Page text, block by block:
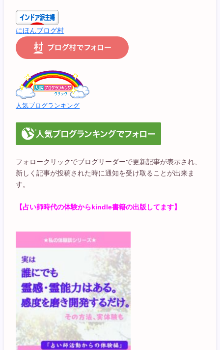
にほんブログ村
人気ブログランキング
フォロークリックでブログリーダーで更新記事が表示され、
新しく記事が投稿された時に通知を受け取ることが出来ま
す。
【占い師時代の体験からkindle書籍の出版してます】